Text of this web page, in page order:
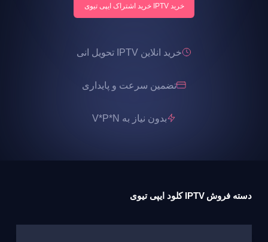
خرید IPTV خرید اشتراک ایپی تیوی
خرید انلاین IPTV تحویل انی
تضمین سرعت و پایداری
بدون نیاز به V*P*N
دسته فروش IPTV کلود ایپی تیوی